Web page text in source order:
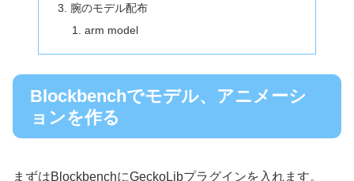
腕のモデル配布
arm model
Blockbenchでモデル、アニメーシ
ョンを作る
まずはBlockbenchにGeckoLibプラグインを入れます。